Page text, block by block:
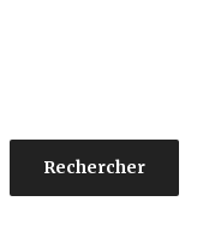
Rechercher